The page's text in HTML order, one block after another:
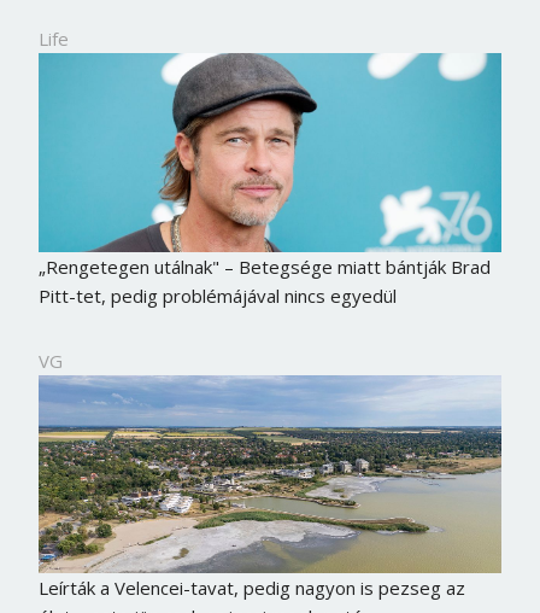
Life
„Rengetegen utálnak" – Betegsége miatt bántják Brad
Pitt-tet, pedig problémájával nincs egyedül
VG
Leírták a Velencei-tavat, pedig nagyon is pezseg az